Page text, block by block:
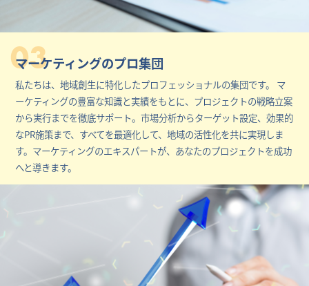
03
マーケティングのプロ集団
私たちは、地域創生に特化したプロフェッショナルの集団です。 マ
ーケティングの豊富な知識と実績をもとに、プロジェクトの戦略立案
から実行までを徹底サポート。市場分析からターゲット設定、効果的
なPR施策まで、すべてを最適化して、地域の活性化を共に実現しま
す。マーケティングのエキスパートが、あなたのプロジェクトを成功
へと導きます。